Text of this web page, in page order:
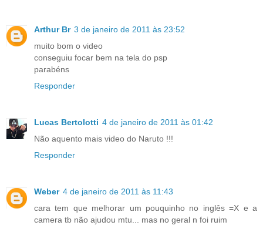
Arthur Br 3 de janeiro de 2011 às 23:52
muito bom o video
conseguiu focar bem na tela do psp
parabéns
Responder
Lucas Bertolotti 4 de janeiro de 2011 às 01:42
Não aquento mais video do Naruto !!!
Responder
Weber 4 de janeiro de 2011 às 11:43
cara tem que melhorar um pouquinho no inglês =X e a
camera tb não ajudou mtu... mas no geral n foi ruim